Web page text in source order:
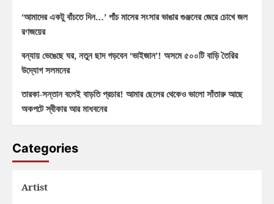
‘আমাদের একটু বাঁচতে দিন…’ পাঁচ মাসের সংসার ভাঙার গুঞ্জনের জেরে চোখে জল
রণজয়ের
বন্যায় ভেঙেছে ঘর, নতুন ছাদ গড়বেন ‘ভাইজান’! অসমে ৫০০টি বাড়ি তৈরির
উদ্যোগ সলমনের
তারকা-সন্তান বলেই বাড়তি প্রচার! আমার ছেলের থেকেও ভালো সাঁতারু আছে
অকপটে স্বীকার আর মাধবনের
Categories
Artist